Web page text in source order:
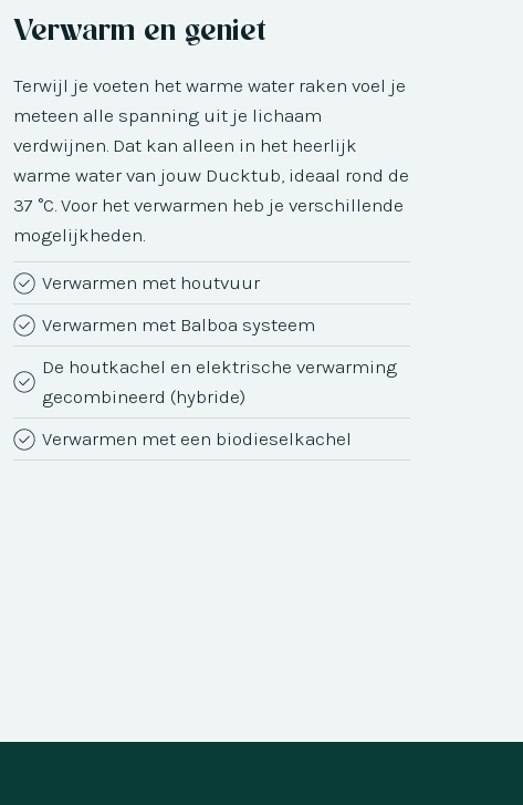
Verwarm en geniet
Terwijl je voeten het warme water raken voel je
meteen alle spanning uit je lichaam
verdwijnen. Dat kan alleen in het heerlijk
warme water van jouw Ducktub, ideaal rond de
37 °C. Voor het verwarmen heb je verschillende
mogelijkheden.
Verwarmen met houtvuur
Verwarmen met Balboa systeem
De houtkachel en elektrische verwarming
gecombineerd (hybride)
Verwarmen met een biodieselkachel